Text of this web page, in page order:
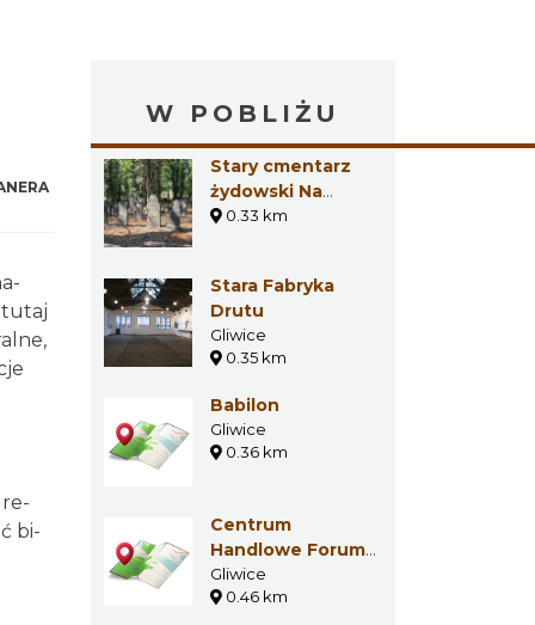
tutaj
re­
bi­
W POBLIŻU
Stary cmentarz
żydowski Na
Piasku w
0.33 km
Stara Fabryka
Drutu
Gliwice
0.35 km
Babilon
Gliwice
0.36 km
Centrum
Handlowe Forum
Gliwice
Gliwice
0.46 km